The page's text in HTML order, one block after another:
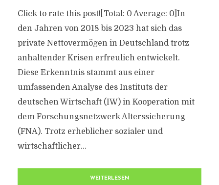
Click to rate this post![Total: 0 Average: 0]In
den Jahren von 2018 bis 2023 hat sich das
private Nettovermögen in Deutschland trotz
anhaltender Krisen erfreulich entwickelt.
Diese Erkenntnis stammt aus einer
umfassenden Analyse des Instituts der
deutschen Wirtschaft (IW) in Kooperation mit
dem Forschungsnetzwerk Alterssicherung
(FNA). Trotz erheblicher sozialer und
wirtschaftlicher...
WEITERLESEN